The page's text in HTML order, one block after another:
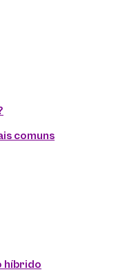
comuns
híbrido